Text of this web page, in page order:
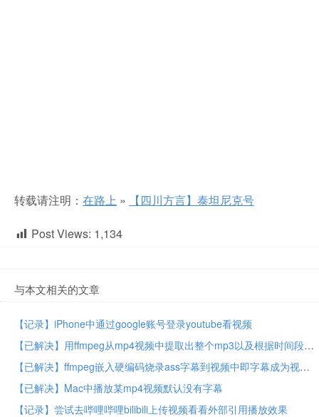
转载请注明： 在路上 » 【四川方言】泰坦尼克号
Post Views: 1,134
与本文相关的文章
【记录】iPhone中通过google账号登录youtube看视频
【已解决】用ffmpeg从mp4视频中提取出整个mp3以及根据时间段去分割mp3
【已解决】ffmpeg嵌入硬编码烧录ass字幕到视频中即字幕成为视频内容本身
【已解决】Mac中播放某mp4视频默认没有字幕
【记录】尝试去哔哩哔哩bilibili上传视频看看外部引用播放效果